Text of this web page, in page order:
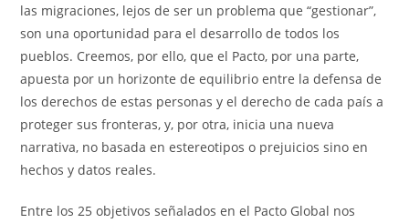
las migraciones, lejos de ser un problema que “gestionar”,
son una oportunidad para el desarrollo de todos los
pueblos. Creemos, por ello, que el Pacto, por una parte,
apuesta por un horizonte de equilibrio entre la defensa de
los derechos de estas personas y el derecho de cada país a
proteger sus fronteras, y, por otra, inicia una nueva
narrativa, no basada en estereotipos o prejuicios sino en
hechos y datos reales.
Entre los 25 objetivos señalados en el Pacto Global nos